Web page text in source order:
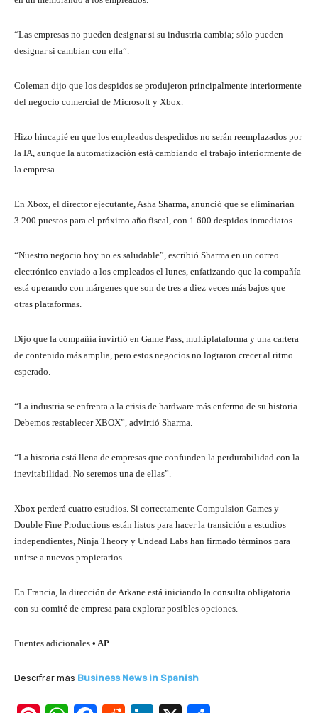
“Las empresas no pueden designar si su industria cambia; sólo pueden
designar si cambian con ella”.
Coleman dijo que los despidos se produjeron principalmente interiormente
del negocio comercial de Microsoft y Xbox.
Hizo hincapié en que los empleados despedidos no serán reemplazados por
la IA, aunque la automatización está cambiando el trabajo interiormente de
la empresa.
En Xbox, el director ejecutante, Asha Sharma, anunció que se eliminarían
3.200 puestos para el próximo año fiscal, con 1.600 despidos inmediatos.
“Nuestro negocio hoy no es saludable”, escribió Sharma en un correo
electrónico enviado a los empleados el lunes, enfatizando que la compañía
está operando con márgenes que son de tres a diez veces más bajos que
otras plataformas.
Dijo que la compañía invirtió en Game Pass, multiplataforma y una cartera
de contenido más amplia, pero estos negocios no lograron crecer al ritmo
esperado.
“La industria se enfrenta a la crisis de hardware más enfermo de su historia.
Debemos restablecer XBOX”, advirtió Sharma.
“La historia está llena de empresas que confunden la perdurabilidad con la
inevitabilidad. No seremos una de ellas”.
Xbox perderá cuatro estudios. Si correctamente Compulsion Games y
Double Fine Productions están listos para hacer la transición a estudios
independientes, Ninja Theory y Undead Labs han firmado términos para
unirse a nuevos propietarios.
En Francia, la dirección de Arkane está iniciando la consulta obligatoria
con su comité de empresa para explorar posibles opciones.
Fuentes adicionales • AP
Descifrar más Business News in Spanish